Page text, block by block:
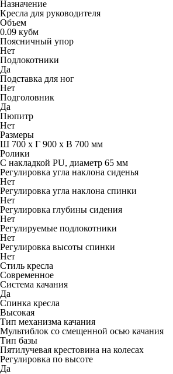
Назначение
Кресла для руководителя
Объем
0.09 кубм
Поясничный упор
Нет
Подлокотники
Да
Подставка для ног
Нет
Подголовник
Да
Пюпитр
Нет
Размеры
Ш 700 x Г 900 x В 700 мм
Ролики
С накладкой PU, диаметр 65 мм
Регулировка угла наклона сиденья
Нет
Регулировка угла наклона спинки
Нет
Регулировка глубины сидения
Нет
Регулируемые подлокотники
Нет
Регулировка высоты спинки
Нет
Стиль кресла
Современное
Система качания
Да
Спинка кресла
Высокая
Тип механизма качания
Мультиблок со смещенной осью качания
Тип базы
Пятилучевая крестовина на колесах
Регулировка по высоте
Да